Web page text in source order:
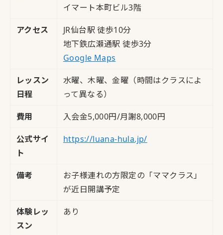
イマート本町ビル3階
アクセス
JR仙台駅 徒歩10分
地下鉄広瀬通駅 徒歩3分
Google Maps
レッスン
日程
水曜、木曜、金曜（時間はクラスによ
って異なる）
費用 入会金5,000円/月謝8,000円
公式サイ
ト
https://luana-hula.jp/
備考
お子様連れの方限定の「ママクラス」
が近日開講予定
体験レッ
スン
あり